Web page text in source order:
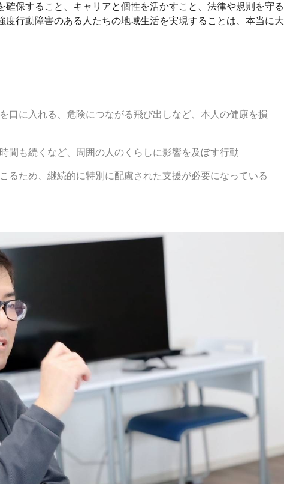
保すること、キャリアと個性を活かすこと、法律や規則を守る
度行動障害のある人たちの地域生活を実現することは、本当に大
口に入れる、危険につながる飛び出しなど、本人の健康を損
間も続くなど、周囲の人のくらしに影響を及ぼす行動
るため、継続的に特別に配慮された支援が必要になっている